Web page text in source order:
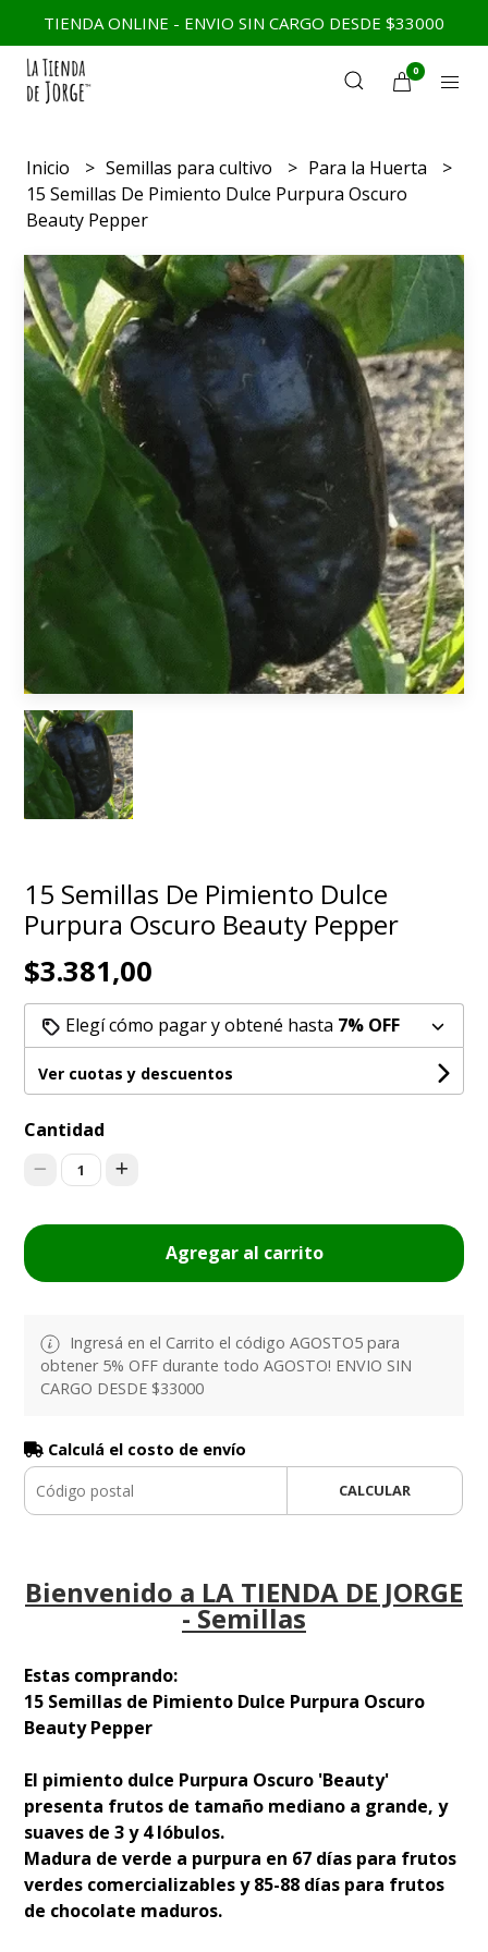
TIENDA ONLINE - ENVIO SIN CARGO DESDE $33000
0
Inicio Semillas para cultivo
Para la Huerta
15 Semillas De Pimiento Dulce Purpura Oscuro
Beauty Pepper
15 Semillas De Pimiento Dulce
Purpura Oscuro Beauty Pepper
$3.381,00
Elegí cómo pagar y obtené hasta 7% OFF
Ver cuotas y descuentos
Cantidad
1
Agregar al carrito
Ingresá en el Carrito el código AGOSTO5 para
obtener 5% OFF durante todo AGOSTO! ENVIO SIN
CARGO DESDE $33000
Calculá el costo de envío
CALCULAR
Bienvenido a LA TIENDA DE JORGE
- Semillas
Estas comprando:
15 Semillas de Pimiento Dulce Purpura Oscuro
Beauty Pepper
El pimiento dulce Purpura Oscuro 'Beauty'
presenta frutos de tamaño mediano a grande, y
suaves de 3 y 4 lóbulos.
Madura de verde a purpura en 67 días para frutos
verdes comercializables y 85-88 días para frutos
de chocolate maduros.